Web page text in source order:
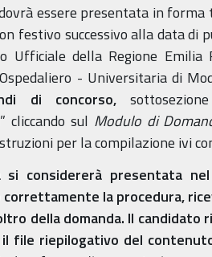
essere presentata in
festivo successivo alla data di
Ufficiale della Regione Emilia
- Universitaria di
di concorso,
cliccando sul Modulo di
per la compilazione ivi
si considererà presentata
correttamente la procedura,
della domanda. Il candidato
file riepilogativo del